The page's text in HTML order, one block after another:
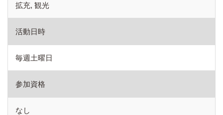
拡充, 観光
活動日時
毎週土曜日
参加資格
なし